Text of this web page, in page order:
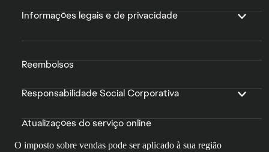
Informações legais e de privacidade
Reembolsos
Responsabilidade Social Corporativa
Atualizações do serviço online
O imposto sobre vendas pode ser aplicado à sua região